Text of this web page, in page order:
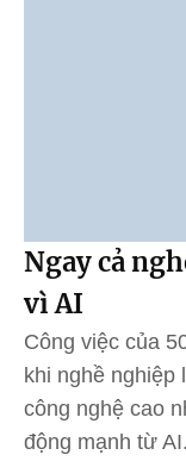
Ngay cả
vì AI
Công việc của
khi nghề
công nghệ cao
động mạnh từ AI.